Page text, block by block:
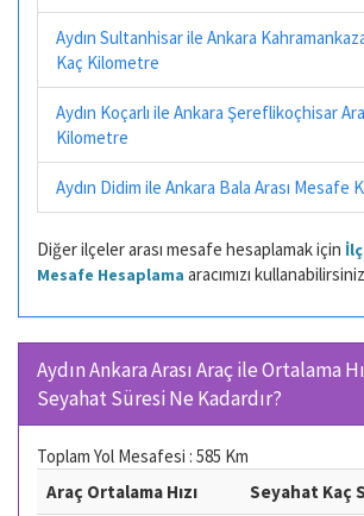
Aydın Sultanhisar ile Ankara
Kaç Kilometre
Aydın Koçarlı ile Ankara Şereflikoçhisar
Kilometre
Aydın Didim ile Ankara Bala Arası Mesafe
Diğer ilçeler arası mesafe hesaplamak için
Mesafe Hesaplama aracımızı
Aydın Ankara Arası Araç ile Ortalama
Seyahat Süresi Ne Kadardır?
Toplam Yol Mesafesi : 585 Km
Araç Ortalama Hızı
Seyahat Kaç